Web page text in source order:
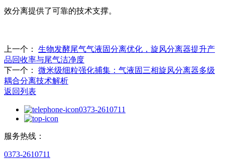
效分离提供了可靠的技术支撑。
上一个：
生物发酵尾气气液固分离优化，旋风分离器提升产
品回收率与尾气洁净度
下一个：
微米级细粒强化捕集：气液固三相旋风分离器多级
耦合分离技术解析
返回列表
0373-2610711
服务热线：
0373-2610711